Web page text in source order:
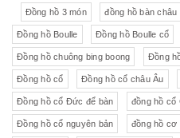
Đồng hồ 3 món đồng hồ bàn châu
Đồng hồ Boulle Đồng hồ Boulle cổ
Đồng hồ chuông bing boong Đồng
Đồng hồ cổ Đồng hồ cổ châu Âu
Đồng hồ cổ Đức để bàn đồng hồ cổ
Đồng hồ cổ nguyên bản đồng hồ cơ